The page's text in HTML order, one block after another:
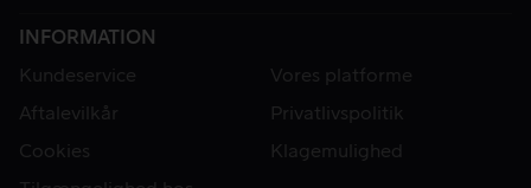
INFORMATION
Kundeservice
Vores platforme
Aftalevilkår
Privatlivspolitik
Cookies
Klagemulighed